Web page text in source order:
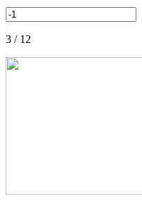
3 / 12